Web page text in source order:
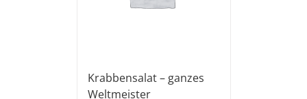
Krabbensalat – ganzes
Weltmeister